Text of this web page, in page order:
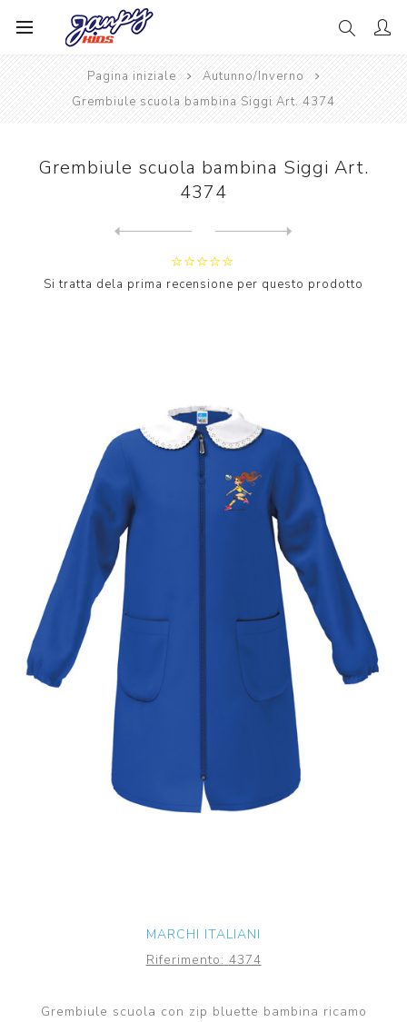
Pagina iniziale
Autunno/Inverno
Grembiule scuola bambina Siggi Art. 4374
Grembiule scuola bambina Siggi Art.
4374
Si tratta dela prima recensione per questo prodotto
MARCHI ITALIANI
Riferimento: 4374
Grembiule scuola con zip bluette bambina ricamo